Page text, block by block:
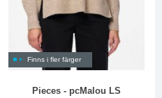
Finns i fler färger
Pieces - pcMalou LS